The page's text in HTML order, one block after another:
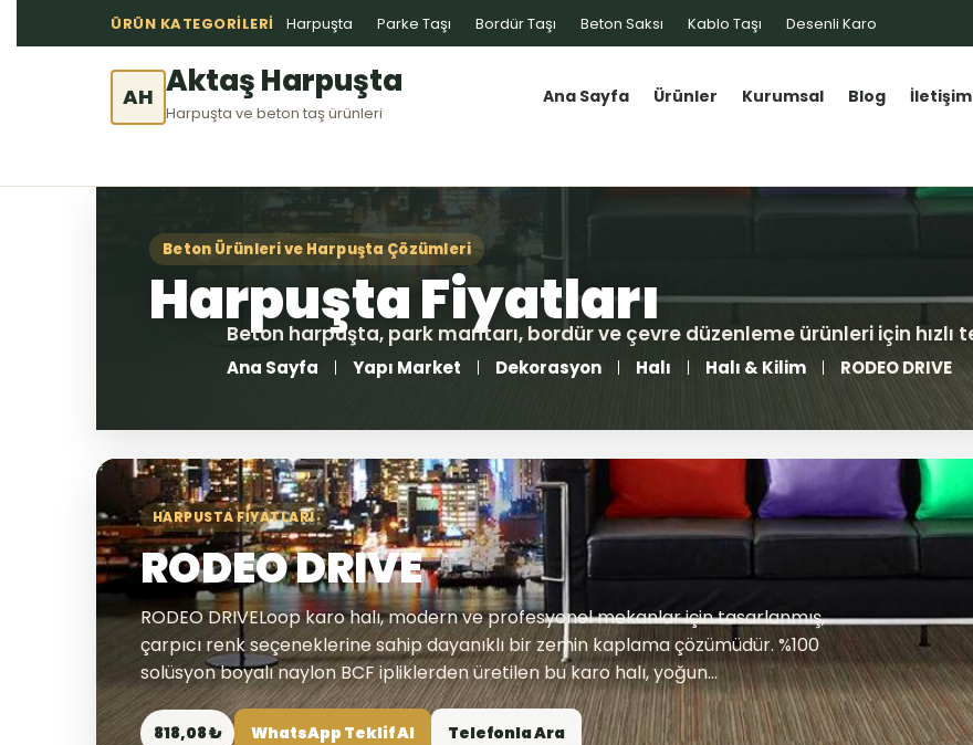
ÜRÜN KATEGORILERI Harpuşta Parke Taşı Bordür Taşı Beton Saksı Kablo Taşı Desenli Karo
AH Aktaş Harpuşta
Harpuşta ve beton taş ürünleri
Ana Sayfa Ürünler Kurumsal Blog İletişim
Ana Sayfa Yapı Market Dekorasyon Halı Halı & Kilim RODEO DRIVE
HARPUSTA FIYATLARI
RODEO DRIVE
RODEO DRIVELoop karo halı, modern ve profesyonel mekanlar için tasarlanmış,
çarpıcı renk seçeneklerine sahip dayanıklı bir zemin kaplama çözümüdür. %100
solüsyon boyalı naylon BCF ipliklerden üretilen bu karo halı, yoğun...
818,08 ₺ WhatsApp Teklif Al Telefonla Ara